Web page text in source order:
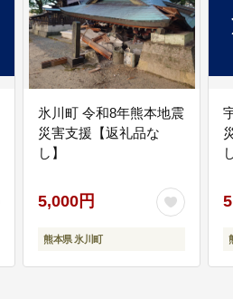
氷川町 令和8年熊本地震
災害支援【返礼品な
し】
5,000円
熊本県 氷川町